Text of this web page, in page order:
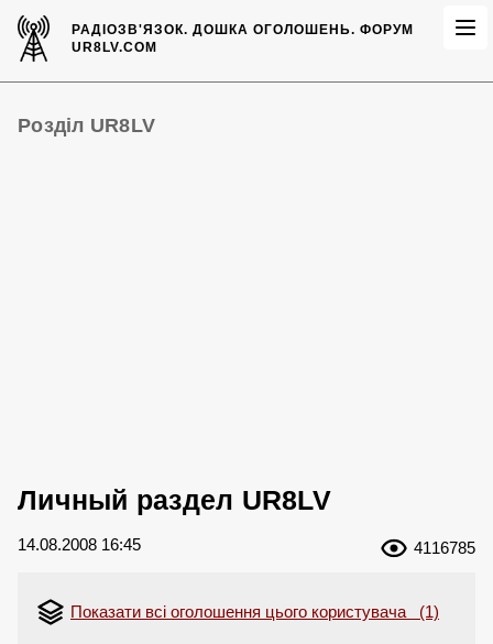
РАДІОЗВ'ЯЗОК.ДОШКА ОГОЛОШЕНЬ. ФОРУМ
UR8LV.COM
Розділ UR8LV
Личный раздел UR8LV
14.08.2008 16:45 4116785
Показати всі оголошення цього користувача (1)